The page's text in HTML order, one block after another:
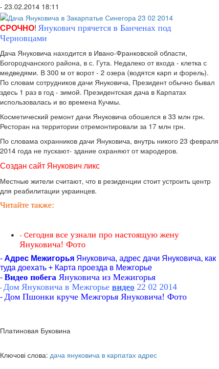
- 23.02.2014 18:11
СРОЧНО! Янукович прячется в Банченах под
Черновцами
Дача Януковича находится в Ивано-Франковской области,
Богородчанского района, в с. Гута. Недалеко от входа - клетка с
медведями. В 300 м от ворот - 2 озера (водятся карп и форель).
По словам сотрудников дачи Януковича, Президент обычно бывал
здесь 1 раз в год - зимой. Президентская дача в Карпатах
использовалась и во времена Кучмы.
Косметический ремонт дачи Януковича обошелся в 33 млн грн.
Ресторан на территории отремонтировали за 17 млн грн.
По словама охранников дачи Януковича, внутрь никого 23 февраля
2014 года не пускают- здание охраняют от мародеров.
Создан сайт Янукович ликс
Местные жители считают, что в резиденции стоит устроить центр
для реабилитации украинцев.
Читайте также:
- Сегодня все узнали про настоящую жену
Януковича! Фото
- Адрес Межигорья Януковича, адрес дачи Януковича, как
туда доехать + Карта проезда в Межгорье
- Видео побега Януковича из Межигорья
- Дом Януковича в Межгорье видео 22 02 2014
- Дом Пшонки круче Межгорья Януковича! Фото
Платиновая Буковина
Ключові слова: дача януковича в карпатах адрес